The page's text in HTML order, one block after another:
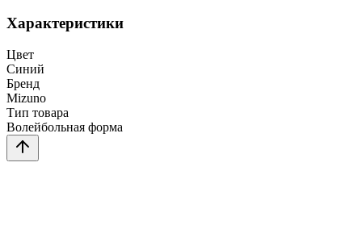
Характеристики
Цвет
Синий
Бренд
Mizuno
Тип товара
Волейбольная форма